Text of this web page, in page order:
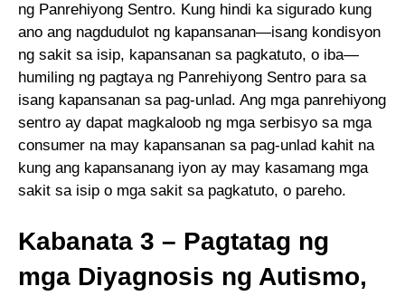
ng Panrehiyong Sentro. Kung hindi ka sigurado kung
ano ang nagdudulot ng kapansanan—isang kondisyon
ng sakit sa isip, kapansanan sa pagkatuto, o iba—
humiling ng pagtaya ng Panrehiyong Sentro para sa
isang kapansanan sa pag-unlad. Ang mga panrehiyong
sentro ay dapat magkaloob ng mga serbisyo sa mga
consumer na may kapansanan sa pag-unlad kahit na
kung ang kapansanang iyon ay may kasamang mga
sakit sa isip o mga sakit sa pagkatuto, o pareho.
Kabanata 3 – Pagtatag ng
mga Diyagnosis ng Autismo,